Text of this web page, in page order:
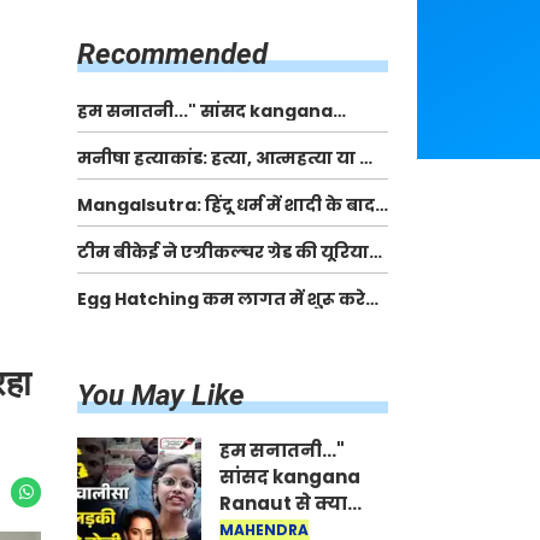
Recommended
हम सनातनी..." सांसद kangana
Ranaut से क्या बोली लड़की? Viral
Jantar-Mantar | CJP protest
मनीषा हत्याकांड: हत्या, आत्महत्या या कोई बड़ा राज?
| Full Story | Josh Haryana
Mangalsutra: हिंदू धर्म में शादी के बाद
मंगलसूत्र क्यों पहनती है महिलाएं, किसने
शुरु की ये परंपरा
टीम बीकेई ने एग्रीकल्चर ग्रेड की यूरिया
खाद गट्टों में बदलकर टेक्निकल ग्रेड में
बेचने वालों पर करवाई कार्रवाई:
Egg Hatching कम लागत में शुरू करे
You May Like
हम सनातनी..."
सांसद kangana
Ranaut से क्या
बोली लड़की? Viral
MAHENDRA